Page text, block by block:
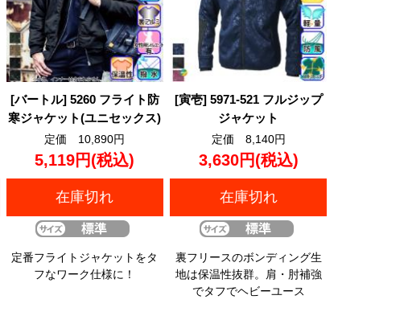
[バートル] 5260 フライト防
寒ジャケット(ユニセックス)
定価 10,890円
5,119円(税込)
在庫切れ
定番フライトジャケットをタ
フなワーク仕様に！
[寅壱] 5971-521 フルジップ
ジャケット
定価 8,140円
3,630円(税込)
在庫切れ
裏フリースのボンディング生
地は保温性抜群。肩・肘補強
でタフでヘビーユース